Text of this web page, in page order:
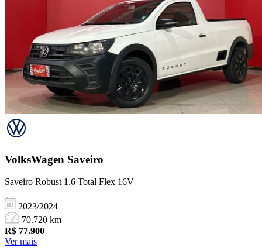
VolksWagen Saveiro
Saveiro Robust 1.6 Total Flex 16V
2023/2024
70.720 km
R$ 77.900
Ver mais